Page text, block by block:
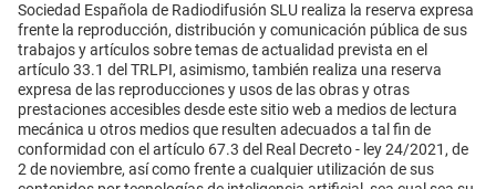
Sociedad Española de Radiodifusión SLU realiza la reserva expresa
frente la reproducción, distribución y comunicación pública de sus
trabajos y artículos sobre temas de actualidad prevista en el
artículo 33.1 del TRLPI, asimismo, también realiza una reserva
expresa de las reproducciones y usos de las obras y otras
prestaciones accesibles desde este sitio web a medios de lectura
mecánica u otros medios que resulten adecuados a tal fin de
conformidad con el artículo 67.3 del Real Decreto - ley 24/2021, de
2 de noviembre, así como frente a cualquier utilización de sus